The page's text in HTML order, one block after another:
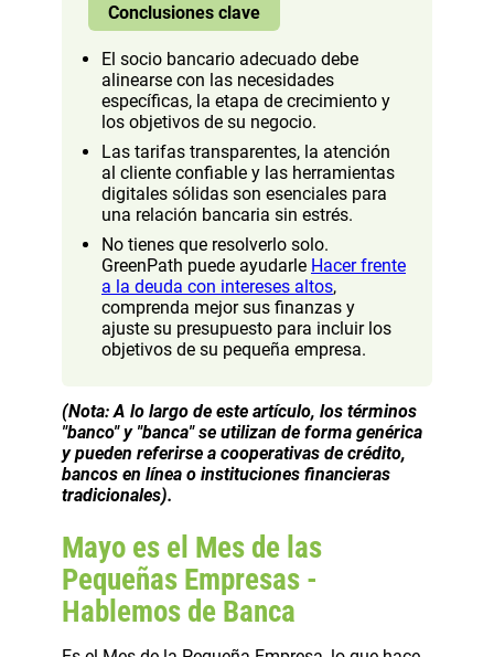
Conclusiones clave
El socio bancario adecuado debe
alinearse con las necesidades
específicas, la etapa de crecimiento y
los objetivos de su negocio.
Las tarifas transparentes, la atención
al cliente confiable y las herramientas
digitales sólidas son esenciales para
una relación bancaria sin estrés.
No tienes que resolverlo solo.
GreenPath puede ayudarle Hacer frente
a la deuda con intereses altos,
comprenda mejor sus finanzas y
ajuste su presupuesto para incluir los
objetivos de su pequeña empresa.
(Nota: A lo largo de este artículo, los términos
"banco" y "banca" se utilizan de forma genérica
y pueden referirse a cooperativas de crédito,
bancos en línea o instituciones financieras
tradicionales).
Mayo es el Mes de las
Pequeñas Empresas -
Hablemos de Banca